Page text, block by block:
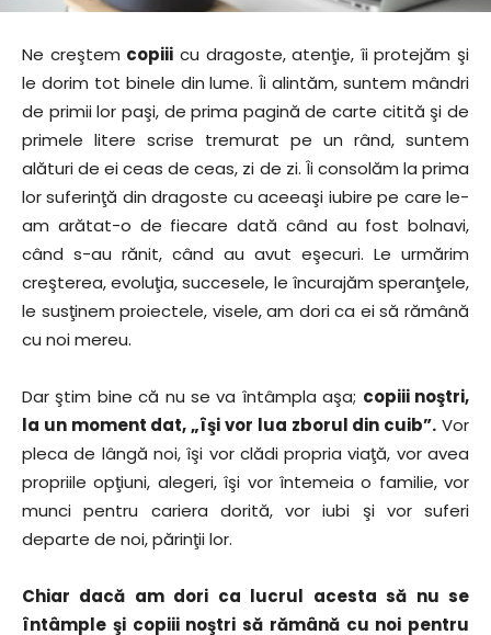
Ne creştem copiii cu dragoste, atenţie, îi protejăm şi
le dorim tot binele din lume. Îi alintăm, suntem mândri
de primii lor paşi, de prima pagină de carte citită şi de
primele litere scrise tremurat pe un rând, suntem
alături de ei ceas de ceas, zi de zi. Îi consolăm la prima
lor suferinţă din dragoste cu aceeaşi iubire pe care le-
am arătat-o de fiecare dată când au fost bolnavi,
când s-au rănit, când au avut eşecuri. Le urmărim
creşterea, evoluţia, succesele, le încurajăm speranţele,
le susţinem proiectele, visele, am dori ca ei să rămână
cu noi mereu.
Dar ştim bine că nu se va întâmpla aşa; copiii noştri,
la un moment dat, „îşi vor lua zborul din cuib”. Vor
pleca de lângă noi, îşi vor clădi propria viaţă, vor avea
propriile opţiuni, alegeri, îşi vor întemeia o familie, vor
munci pentru cariera dorită, vor iubi şi vor suferi
departe de noi, părinţii lor.
Chiar dacă am dori ca lucrul acesta să nu se
întâmple şi copiii noştri să rămână cu noi pentru